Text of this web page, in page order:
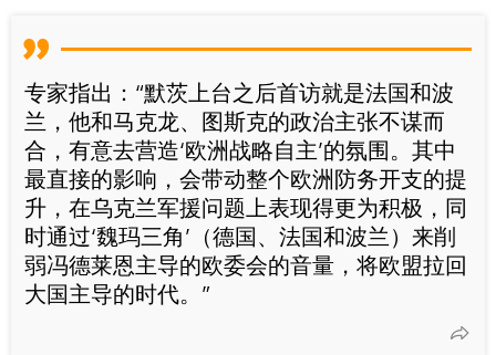
专家指出：“默茨上台之后首访就是法国和波
兰，他和马克龙、图斯克的政治主张不谋而
合，有意去营造‘欧洲战略自主’的氛围。其中
最直接的影响，会带动整个欧洲防务开支的提
升，在乌克兰军援问题上表现得更为积极，同
时通过‘魏玛三角’（德国、法国和波兰）来削
弱冯德莱恩主导的欧委会的音量，将欧盟拉回
大国主导的时代。”